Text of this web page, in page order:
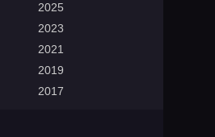
2025
2023
2021
2019
2017